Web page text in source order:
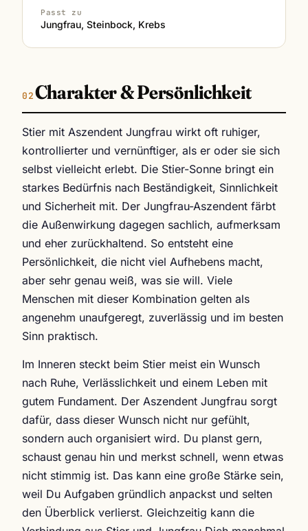
Passt zu
Jungfrau, Steinbock, Krebs
Charakter & Persönlichkeit
Stier mit Aszendent Jungfrau wirkt oft ruhiger,
kontrollierter und vernünftiger, als er oder sie sich
selbst vielleicht erlebt. Die Stier-Sonne bringt ein
starkes Bedürfnis nach Beständigkeit, Sinnlichkeit
und Sicherheit mit. Der Jungfrau-Aszendent färbt
die Außenwirkung dagegen sachlich, aufmerksam
und eher zurückhaltend. So entsteht eine
Persönlichkeit, die nicht viel Aufhebens macht,
aber sehr genau weiß, was sie will. Viele
Menschen mit dieser Kombination gelten als
angenehm unaufgeregt, zuverlässig und im besten
Sinn praktisch.
Im Inneren steckt beim Stier meist ein Wunsch
nach Ruhe, Verlässlichkeit und einem Leben mit
gutem Fundament. Der Aszendent Jungfrau sorgt
dafür, dass dieser Wunsch nicht nur gefühlt,
sondern auch organisiert wird. Du planst gern,
schaust genau hin und merkst schnell, wenn etwas
nicht stimmig ist. Das kann eine große Stärke sein,
weil Du Aufgaben gründlich anpackst und selten
den Überblick verlierst. Gleichzeitig kann die